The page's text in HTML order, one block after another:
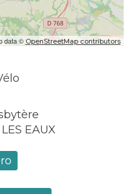
data © OpenStreetMap contributors
EAUX